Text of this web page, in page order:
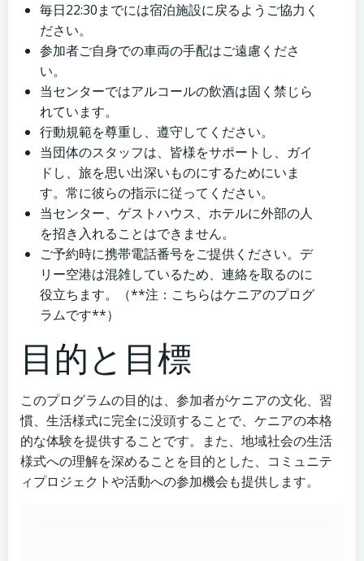
毎日22:30までには宿泊施設に戻るようご協力く
ださい。
参加者ご自身での車両の手配はご遠慮くださ
い。
当センターではアルコールの飲酒は固く禁じら
れています。
行動規範を尊重し、遵守してください。
当団体のスタッフは、皆様をサポートし、ガイ
ドし、旅を思い出深いものにするためにいま
す。常に彼らの指示に従ってください。
当センター、ゲストハウス、ホテルに外部の人
を招き入れることはできません。
ご予約時に携帯電話番号をご提供ください。デ
リー空港は混雑しているため、連絡を取るのに
役立ちます。（**注：こちらはケニアのプログ
ラムです**）
目的と目標
このプログラムの目的は、参加者がケニアの文化、習
慣、生活様式に完全に没頭することで、ケニアの本格
的な体験を提供することです。また、地域社会の生活
様式への理解を深めることを目的とした、コミュニテ
ィプロジェクトや活動への参加機会も提供します。